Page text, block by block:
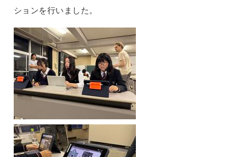
ションを行いました。